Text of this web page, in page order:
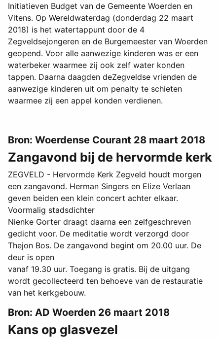
Initiatieven Budget van de Gemeente Woerden en
Vitens. Op Wereldwaterdag (donderdag 22 maart
2018) is het watertappunt door de 4
Zegveldsejongeren en de Burgemeester van Woerden
geopend. Voor alle aanwezige kinderen was er een
waterbeker waarmee zij ook zelf water konden
tappen. Daarna daagden deZegveldse vrienden de
aanwezige kinderen uit om penalty te schieten
waarmee zij een appel konden verdienen.
Bron: Woerdense Courant 28 maart 2018
Zangavond bij de hervormde kerk
ZEGVELD - Hervormde Kerk Zegveld houdt morgen
een zangavond. Herman Singers en Elize Verlaan
geven beiden een klein concert achter elkaar.
Voormalig stadsdichter
Nienke Gorter draagt daarna een zelfgeschreven
gedicht voor. De meditatie wordt verzorgd door
Thejon Bos. De zangavond begint om 20.00 uur. De
deur is open
vanaf 19.30 uur. Toegang is gratis. Bij de uitgang
wordt gecollecteerd ten behoeve van de restauratie
van het kerkgebouw.
Bron: AD Woerden 26 maart 2018
Kans op glasvezel